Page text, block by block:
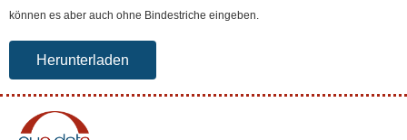
können es aber auch ohne Bindestriche eingeben.